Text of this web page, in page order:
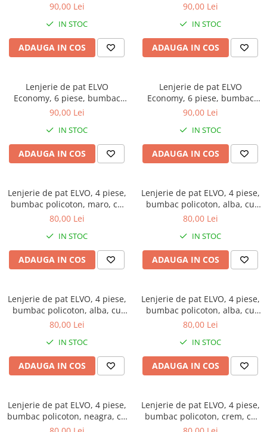
policoton, verde, cu animal
90,00 Lei
IN STOC
ADAUGA IN COS
policoton, bleumarin, cu
90,00 Lei
IN STOC
ADAUGA IN COS
Lenjerie de pat ELVO
Economy, 6 piese, bumbac
policoton, gri, cu carouri
90,00 Lei
IN STOC
ADAUGA IN COS
Lenjerie de pat ELVO
Economy, 6 piese, bumbac
policoton, crem, cu model
90,00 Lei
IN STOC
ADAUGA IN COS
Lenjerie de pat ELVO, 4 piese,
bumbac policoton, maro, cu
flori albe
80,00 Lei
IN STOC
ADAUGA IN COS
Lenjerie de pat ELVO, 4 piese,
bumbac policoton, alba, cu
flori verzi si albastre
80,00 Lei
IN STOC
ADAUGA IN COS
Lenjerie de pat ELVO, 4 piese,
bumbac policoton, alba, cu
flori roz
80,00 Lei
IN STOC
ADAUGA IN COS
Lenjerie de pat ELVO, 4 piese,
bumbac policoton, alba, cu
copaci multicolori
80,00 Lei
IN STOC
ADAUGA IN COS
Lenjerie de pat ELVO, 4 piese,
bumbac policoton, neagra, cu
papadii si note muzicale
Lenjerie de pat ELVO, 4 piese,
bumbac policoton, crem, cu
flori